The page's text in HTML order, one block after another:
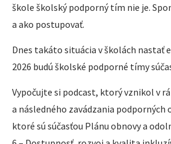
škole školský podporný tím nie je.
a ako postupovať.
Dnes takáto situácia v školách nastať
2026 budú školské podporné tímy
Vypočujte si podcast, ktorý vznikol v
a následného zavádzania podporných
ktoré sú súčasťou Plánu obnovy a